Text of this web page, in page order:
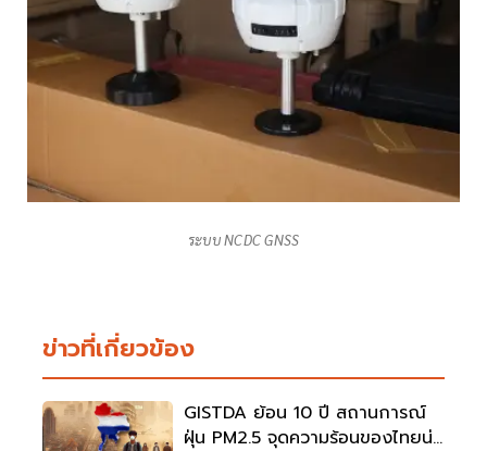
ระบบ NCDC GNSS
ข่าวที่เกี่ยวข้อง
GISTDA ย้อน 10 ปี สถานการณ์
ฝุ่น PM2.5 จุดความร้อนของไทยน่า